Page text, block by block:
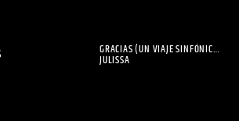
GRACIAS (UN VIAJE SINFÓNICO
DE FE Y ESPERANZA)
JULISSA